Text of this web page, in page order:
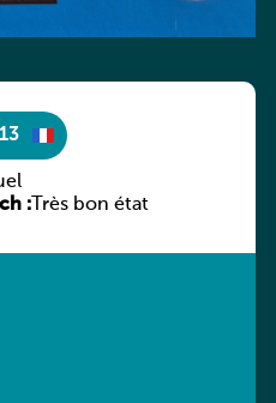
:Très bon état